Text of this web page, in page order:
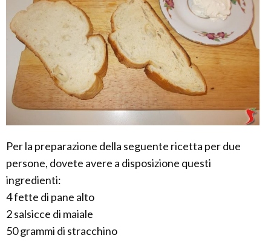
Per la preparazione della seguente ricetta per due
persone, dovete avere a disposizione questi
ingredienti:
4 fette di pane alto
2 salsicce di maiale
50 grammi di stracchino